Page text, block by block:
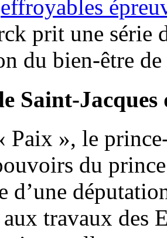
effroyables
prit une série
du bien-être
Saint-Jacques
Paix », le
du
d’une
travaux des